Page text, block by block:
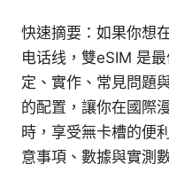
快速摘要：如果你想
电话线，雙eSIM 是
定、實作、常見問題
的配置，讓你在國際
時，享受無卡槽的便
意事項、數據與實測